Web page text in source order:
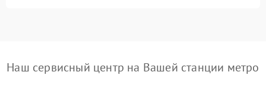
Наш сервисный центр на Вашей станции метро